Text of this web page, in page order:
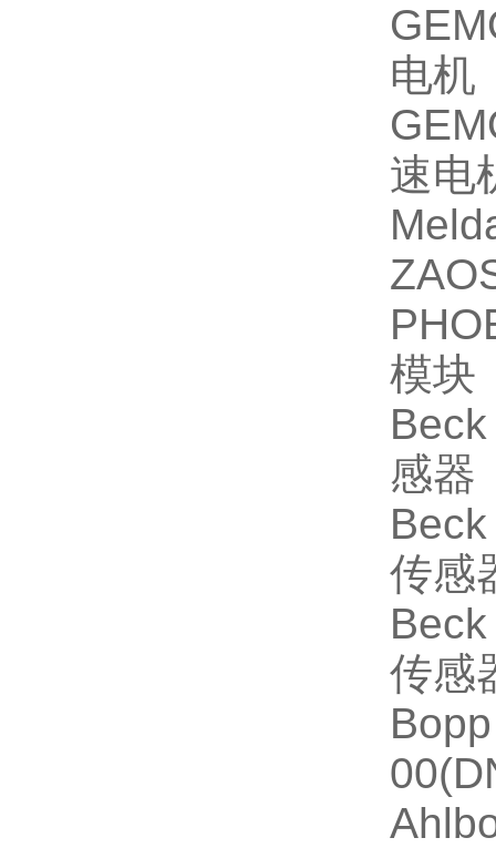
电机
速电
模块
感器
传感
传感